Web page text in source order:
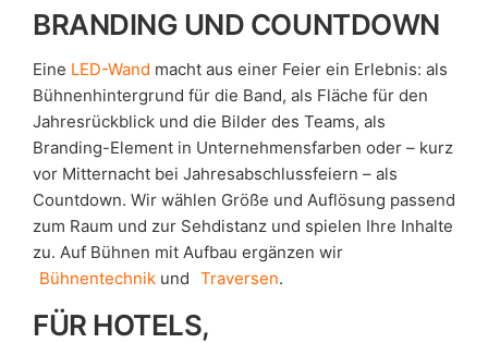
BRANDING UND COUNTDOWN
Eine LED-Wand macht aus einer Feier ein Erlebnis: als
Bühnenhintergrund für die Band, als Fläche für den
Jahresrückblick und die Bilder des Teams, als
Branding-Element in Unternehmensfarben oder – kurz
vor Mitternacht bei Jahresabschlussfeiern – als
Countdown. Wir wählen Größe und Auflösung passend
zum Raum und zur Sehdistanz und spielen Ihre Inhalte
zu. Auf Bühnen mit Aufbau ergänzen wir
Bühnentechnik und Traversen.
FÜR HOTELS,